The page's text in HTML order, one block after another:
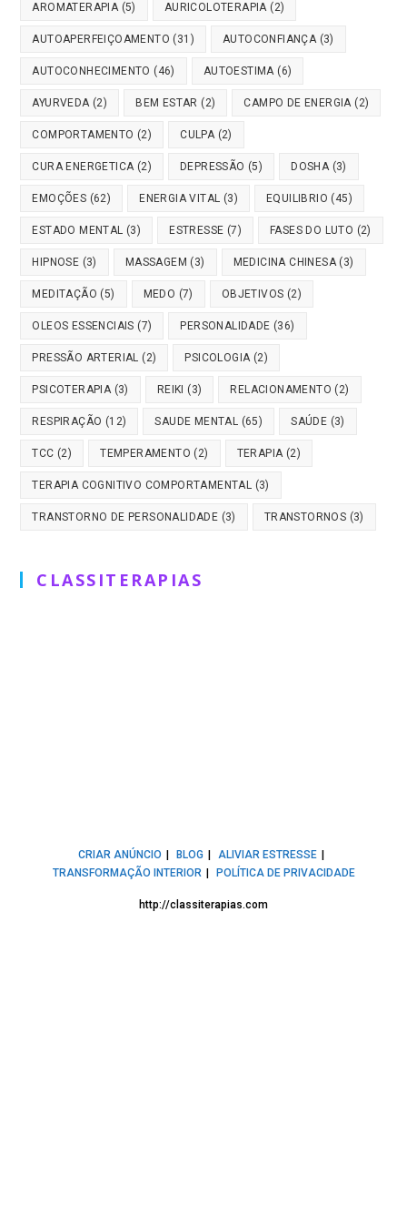
AROMATERAPIA(5) AURICOLOTERAPIA(2)
AUTOAPERFEIÇOAMENTO (31) AUTOCONFIANÇA(3)
AUTOCONHECIMENTO (46) AUTOESTIMA(6)
AYURVEDA(2) BEM ESTAR (2) CAMPO DE ENERGIA(2)
COMPORTAMENTO (2) CULPA(2)
CURA ENERGETICA(2) DEPRESSÃO (5) DOSHA(3)
EMOÇÕES (62) ENERGIA VITAL (3) EQUILIBRIO (45)
ESTADO MENTAL (3) ESTRESSE (7) FASES DO LUTO (2)
HIPNOSE (3) MASSAGEM (3) MEDICINA CHINESA(3)
MEDITAÇÃO (5) MEDO (7) OBJETIVOS (2)
OLEOS ESSENCIAIS (7) PERSONALIDADE (36)
PRESSÃO ARTERIAL (2) PSICOLOGIA(2)
PSICOTERAPIA(3) REIKI (3) RELACIONAMENTO (2)
RESPIRAÇÃO (12) SAUDE MENTAL (65) SAÚDE (3)
TCC (2) TEMPERAMENTO (2) TERAPIA(2)
TERAPIA COGNITIVO COMPORTAMENTAL (3)
TRANSTORNO DE PERSONALIDADE (3) TRANSTORNOS (3)
CLASSITERAPIAS
CRIAR ANÚNCIO BLOG
ALIVIAR ESTRESSE
TRANSFORMAÇÃO INTERIOR
POLÍTICA DE PRIVACIDADE
http://classiterapias.com